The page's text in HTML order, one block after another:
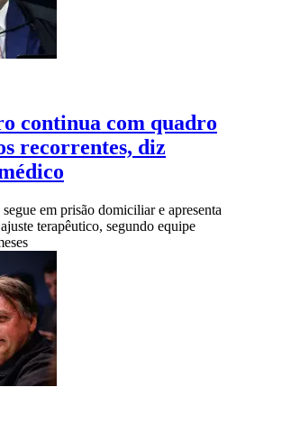
continua com quadro
recorrentes, diz
em prisão domiciliar e apresenta
terapêutico, segundo equipe